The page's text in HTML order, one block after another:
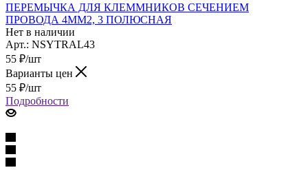
ПЕРЕМЫЧКА ДЛЯ КЛЕММНИКОВ СЕЧЕНИЕМ
ПРОВОДА 4ММ2, 3 ПОЛЮСНАЯ
Нет в наличии
Арт.: NSYTRAL43
55 ₽/шт
Варианты цен
55 ₽/шт
Подробности